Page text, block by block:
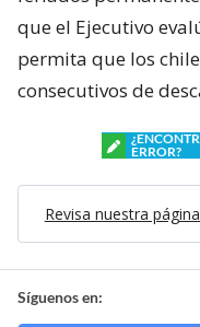
que el Ejecutivo
permita que los
consecutivos de
ERROR?
Revisa nuestra
Síguenos en: